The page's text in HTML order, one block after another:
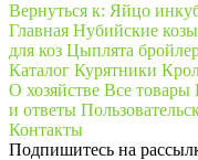
Вернуться к: Яйцо
Главная Нубийские козы
для коз Цыплята
Каталог Курятники
О хозяйстве Все товары
и ответы
Контакты
Подпишитесь на